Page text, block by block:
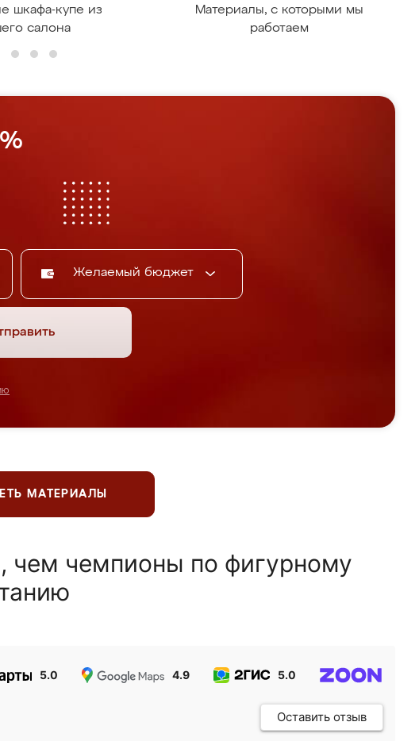
шкафа-купе из
салона
Материалы, с которыми мы
работаем
Желаемый бюджет
МАТЕРИАЛЫ
чем чемпионы по фигурному
5.0 4.9 5.0
Оставить отзыв